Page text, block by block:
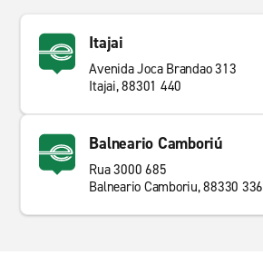
Itajai
Avenida Joca Brandao 313
Itajai, 88301 440
Balneario Camboriú
Rua 3000 685
Balneario Camboriu, 88330 336